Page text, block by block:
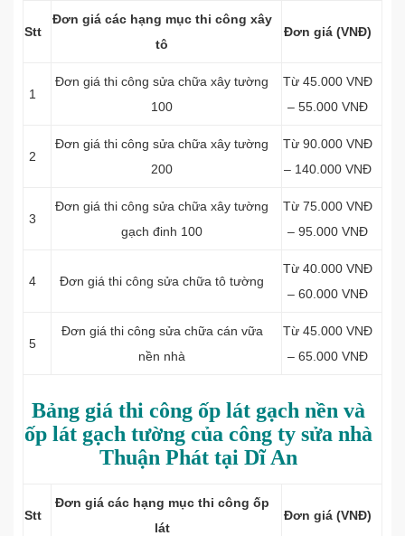
Stt
Đơn giá các hạng mục thi công xây
tô
Đơn giá (VNĐ)
1
Đơn giá thi công sửa chữa xây tường
100
Từ 45.000 VNĐ
– 55.000 VNĐ
2
Đơn giá thi công sửa chữa xây tường
200
Từ 90.000 VNĐ
– 140.000 VNĐ
3
Đơn giá thi công sửa chữa xây tường
gạch đinh 100
Từ 75.000 VNĐ
– 95.000 VNĐ
4 Đơn giá thi công sửa chữa tô tường
Từ 40.000 VNĐ
– 60.000 VNĐ
5
Đơn giá thi công sửa chữa cán vữa
nền nhà
Từ 45.000 VNĐ
– 65.000 VNĐ
Bảng giá thi công ốp lát gạch nền và
ốp lát gạch tường của công ty sửa nhà
Thuận Phát tại Dĩ An
Stt
Đơn giá các hạng mục thi công ốp
lát
Đơn giá (VNĐ)